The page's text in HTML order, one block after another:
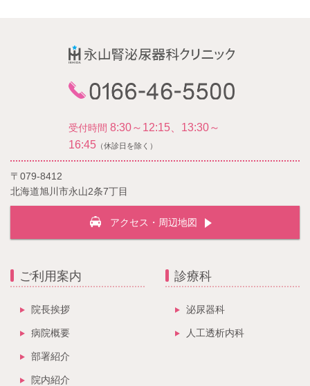
受付時間 8:30～12:15、13:30～
16:45 （休診日を除く）
〒079-8412
北海道旭川市永山2条7丁目
アクセス・周辺地図
ご利用案内
院長挨拶
病院概要
部署紹介
院内紹介
診療科
泌尿器科
人工透析内科